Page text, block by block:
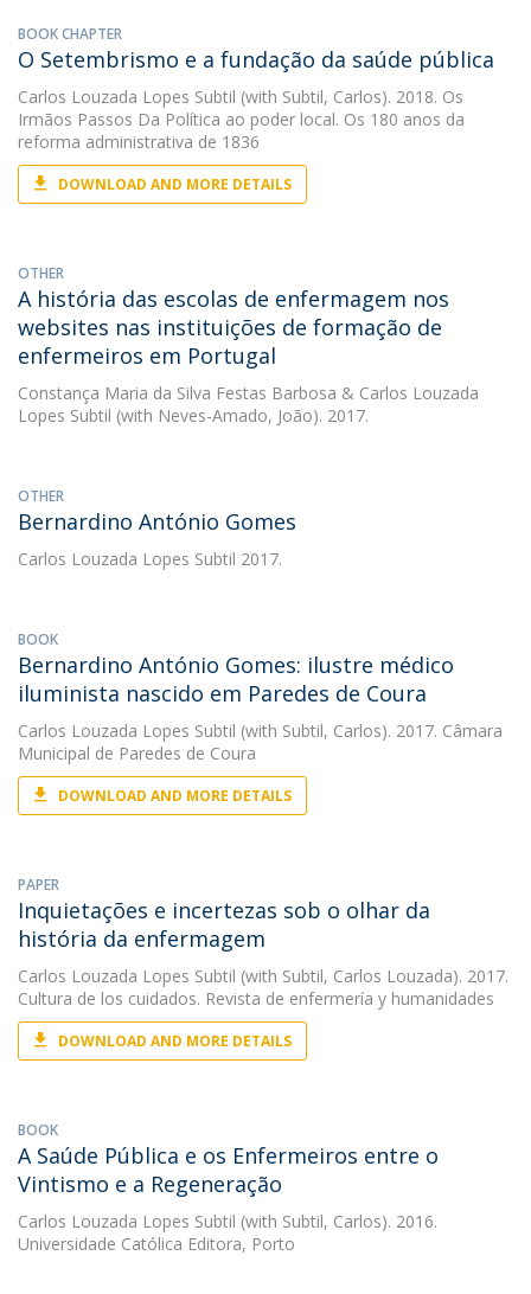
BOOK CHAPTER
O Setembrismo e a fundação da saúde pública
Carlos Louzada Lopes Subtil (with Subtil, Carlos). 2018. Os
Irmãos Passos Da Política ao poder local. Os 180 anos da
reforma administrativa de 1836
DOWNLOAD AND MORE DETAILS
OTHER
A história das escolas de enfermagem nos
websites nas instituições de formação de
enfermeiros em Portugal
Constança Maria da Silva Festas Barbosa & Carlos Louzada
Lopes Subtil (with Neves-Amado, João). 2017.
OTHER
Bernardino António Gomes
Carlos Louzada Lopes Subtil 2017.
BOOK
Bernardino António Gomes: ilustre médico
iluminista nascido em Paredes de Coura
Carlos Louzada Lopes Subtil (with Subtil, Carlos). 2017. Câmara
Municipal de Paredes de Coura
DOWNLOAD AND MORE DETAILS
PAPER
Inquietações e incertezas sob o olhar da
história da enfermagem
Carlos Louzada Lopes Subtil (with Subtil, Carlos Louzada). 2017.
Cultura de los cuidados. Revista de enfermería y humanidades
DOWNLOAD AND MORE DETAILS
BOOK
A Saúde Pública e os Enfermeiros entre o
Vintismo e a Regeneração
Carlos Louzada Lopes Subtil (with Subtil, Carlos). 2016.
Universidade Católica Editora, Porto